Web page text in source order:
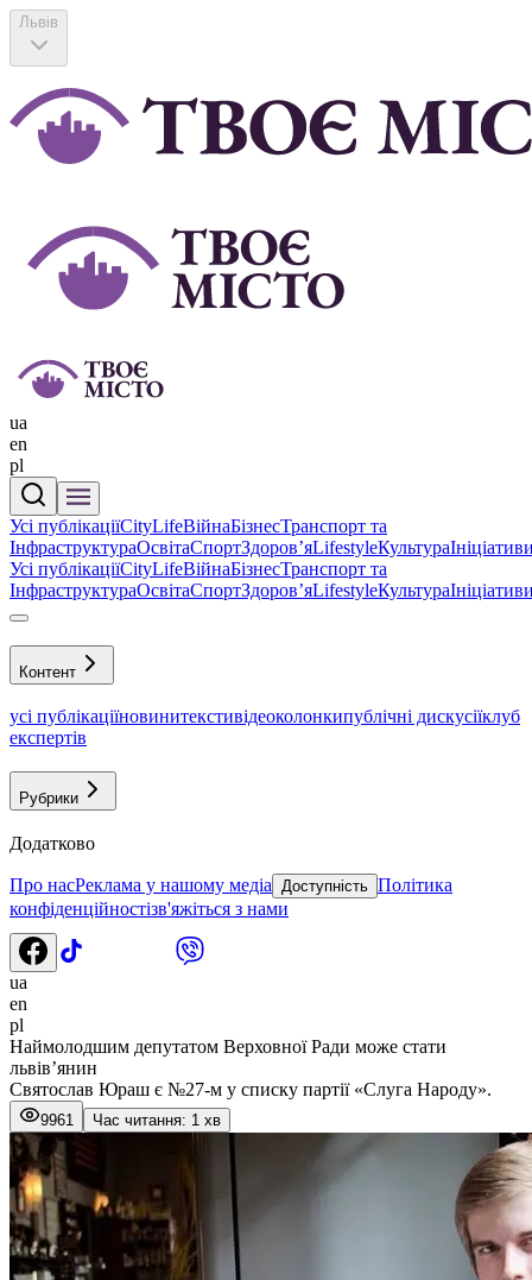
Львів
ua
en
pl
Усі публікаціїCityLifeВійнаБізнесТранспорт та
ІнфраструктураОсвітаСпортЗдоровʼяLifestyleКультура
Усі публікаціїCityLifeВійнаБізнесТранспорт та
ІнфраструктураОсвітаСпортЗдоровʼяLifestyleКультура
Контент
усі публікаціїновинитекстивідеоколонкипублічні дискусіїклуб
експертів
Рубрики
Додатково
Про насРеклама у нашому медіа Доступність Політика
конфіденційностізв'яжіться з нами
ua
en
pl
Наймолодшим депутатом Верховної Ради може стати
львів’янин
Святослав Юраш є №27-м у списку партії «Слуга Народу».
9961 Час читання: 1 хв